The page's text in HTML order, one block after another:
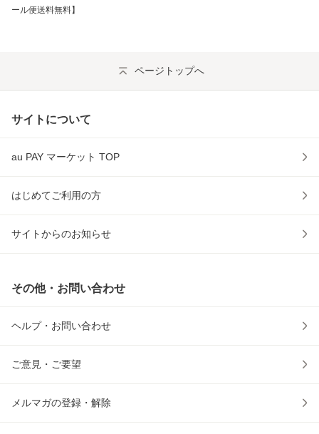
ール便送料無料】
ページトップへ
サイトについて
au PAY マーケット TOP
はじめてご利用の方
サイトからのお知らせ
その他・お問い合わせ
ヘルプ・お問い合わせ
ご意見・ご要望
メルマガの登録・解除